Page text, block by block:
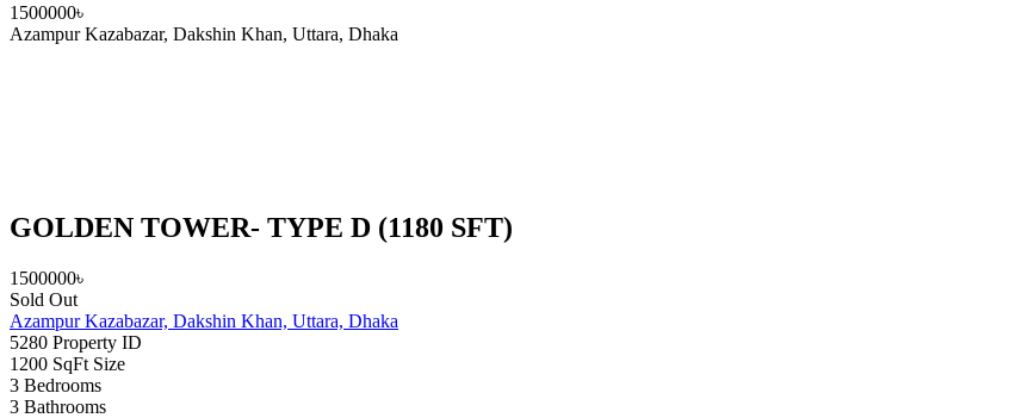
1500000৳
Azampur Kazabazar, Dakshin Khan, Uttara, Dhaka
GOLDEN TOWER- TYPE D (1180 SFT)
1500000৳
Sold Out
Azampur Kazabazar, Dakshin Khan, Uttara, Dhaka
5280 Property ID
1200 SqFt Size
3 Bedrooms
3 Bathrooms